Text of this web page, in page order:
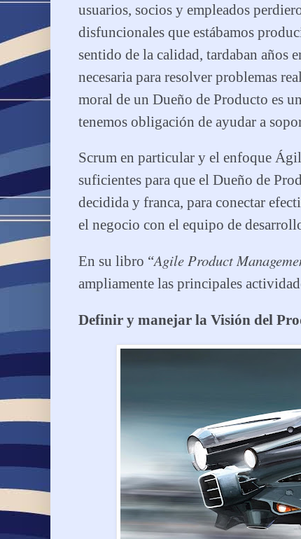
usuarios, socios y empleados
disfuncionales que estábamos
sentido de la calidad, tardaban años
necesaria para resolver problemas
moral de un Dueño de Producto es
tenemos obligación de ayudar a
Scrum en particular y el enfoque
suficientes para que el Dueño de
decidida y franca, para conectar
el negocio con el equipo de
En su libro “Agile Product
ampliamente las principales
Definir y manejar la Visión del